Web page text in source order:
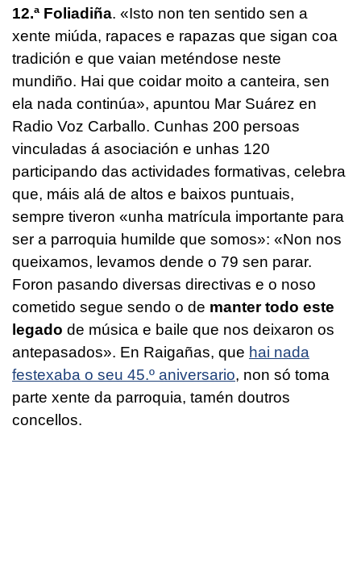
12.ª Foliadiña. «Isto non ten sentido sen a
xente miúda, rapaces e rapazas que sigan coa
tradición e que vaian meténdose neste
mundiño. Hai que coidar moito a canteira, sen
ela nada continúa», apuntou Mar Suárez en
Radio Voz Carballo. Cunhas 200 persoas
vinculadas á asociación e unhas 120
participando das actividades formativas, celebra
que, máis alá de altos e baixos puntuais,
sempre tiveron «unha matrícula importante para
ser a parroquia humilde que somos»: «Non nos
queixamos, levamos dende o 79 sen parar.
Foron pasando diversas directivas e o noso
cometido segue sendo o de manter todo este
legado de música e baile que nos deixaron os
antepasados». En Raigañas, que hai nada
festexaba o seu 45.º aniversario, non só toma
parte xente da parroquia, tamén doutros
concellos.